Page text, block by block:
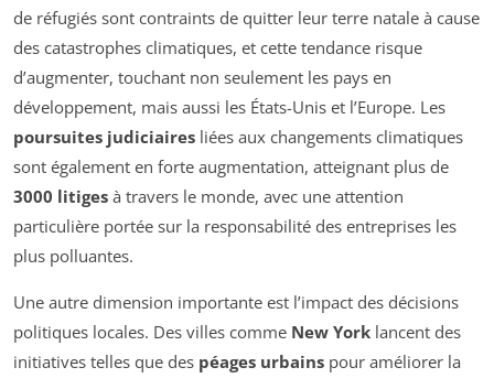
de réfugiés sont contraints de quitter leur terre natale à cause
des catastrophes climatiques, et cette tendance risque
d’augmenter, touchant non seulement les pays en
développement, mais aussi les États-Unis et l’Europe. Les
poursuites judiciaires liées aux changements climatiques
sont également en forte augmentation, atteignant plus de
3000 litiges à travers le monde, avec une attention
particulière portée sur la responsabilité des entreprises les
plus polluantes.
Une autre dimension importante est l’impact des décisions
politiques locales. Des villes comme New York lancent des
initiatives telles que des péages urbains pour améliorer la